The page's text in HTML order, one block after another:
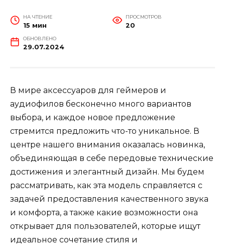
НА ЧТЕНИЕ
15 мин
ПРОСМОТРОВ
20
ОБНОВЛЕНО
29.07.2024
В мире аксессуаров для геймеров и
аудиофилов бесконечно много вариантов
выбора, и каждое новое предложение
стремится предложить что-то уникальное. В
центре нашего внимания оказалась новинка,
объединяющая в себе передовые технические
достижения и элегантный дизайн. Мы будем
рассматривать, как эта модель справляется с
задачей предоставления качественного звука
и комфорта, а также какие возможности она
открывает для пользователей, которые ищут
идеальное сочетание стиля и